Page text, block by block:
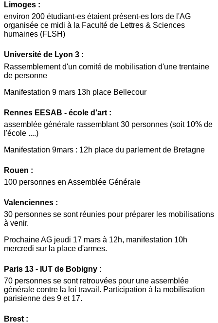
Limoges :
environ 200 étudiant-es étaient présent-es lors de l'AG
organisée ce midi à la Faculté de Lettres & Sciences
humaines (FLSH)
Université de Lyon 3 :
Rassemblement d'un comité de mobilisation d'une trentaine
de personne
Manifestation 9 mars 13h place Bellecour
Rennes EESAB - école d'art :
assemblée générale rassemblant 30 personnes (soit 10% de
l'école ....)
Manifestation 9mars : 12h place du parlement de Bretagne
Rouen :
100 personnes en Assemblée Générale
Valenciennes :
30 personnes se sont réunies pour préparer les mobilisations
à venir.
Prochaine AG jeudi 17 mars à 12h, manifestation 10h
mercredi sur la place d'armes.
Paris 13 - IUT de Bobigny :
70 personnes se sont retrouvées pour une assemblée
générale contre la loi travail. Participation à la mobilisation
parisienne des 9 et 17.
Brest :